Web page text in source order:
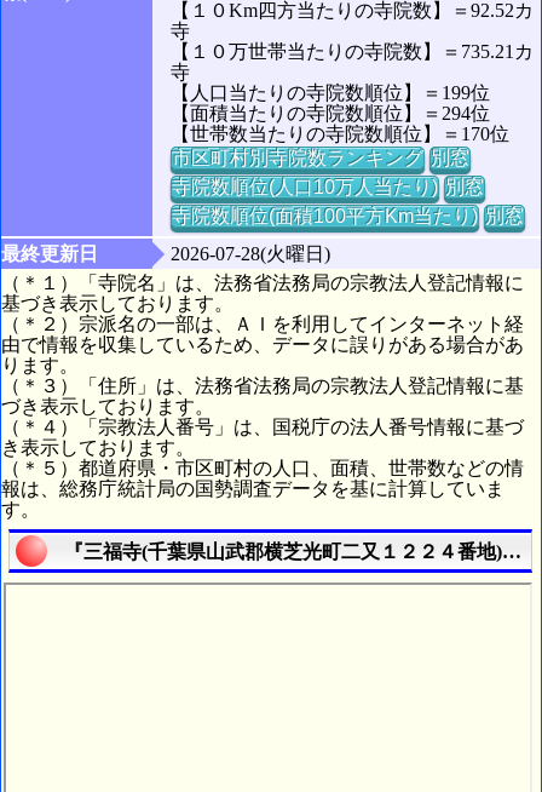
【１０Km四方当たりの寺院数】＝92.52カ
寺
【１０万世帯当たりの寺院数】＝735.21カ
寺
【人口当たりの寺院数順位】＝199位
【面積当たりの寺院数順位】＝294位
【世帯数当たりの寺院数順位】＝170位
市区町村別寺院数ランキング 別窓
寺院数順位(人口10万人当たり) 別窓
寺院数順位(面積100平方Km当たり) 別窓
最終更新日
2026-07-28(火曜日)
（＊１）「寺院名」は、法務省法務局の宗教法人登記情報に
基づき表示しております。
（＊２）宗派名の一部は、ＡＩを利用してインターネット経
由で情報を収集しているため、データに誤りがある場合があ
ります。
（＊３）「住所」は、法務省法務局の宗教法人登記情報に基
づき表示しております。
（＊４）「宗教法人番号」は、国税庁の法人番号情報に基づ
き表示しております。
（＊５）都道府県・市区町村の人口、面積、世帯数などの情
報は、総務庁統計局の国勢調査データを基に計算していま
す。
『三福寺(千葉県山武郡横芝光町二又１２２４番地)』